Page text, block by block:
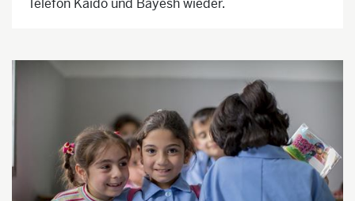
Telefon Kaido und Bayesh wieder.